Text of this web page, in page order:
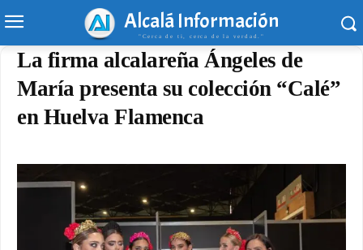
Alcalá Información
"Cerca de ti, cerca de la verdad."
La firma alcalareña Ángeles de
María presenta su colección “Calé”
en Huelva Flamenca